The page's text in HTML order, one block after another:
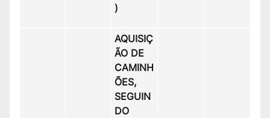
)
AQUISIÇ
ÃO DE
CAMINH
ÕES,
SEGUIN
DO